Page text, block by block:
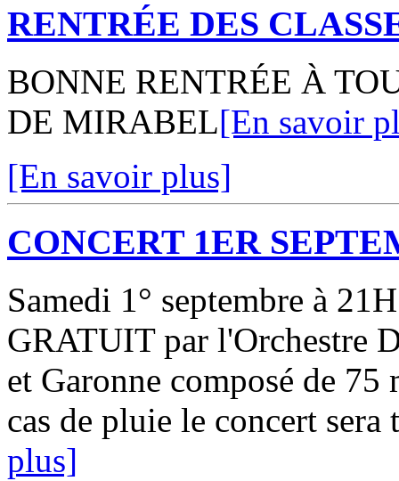
RENTRÉE DES
BONNE RENTRÉE À
DE MIRABEL[En savoir
[En savoir plus]
CONCERT 1ER
Samedi 1° septembre à
GRATUIT par l'Orchestre
et Garonne composé de
cas de pluie le concert sera
plus]